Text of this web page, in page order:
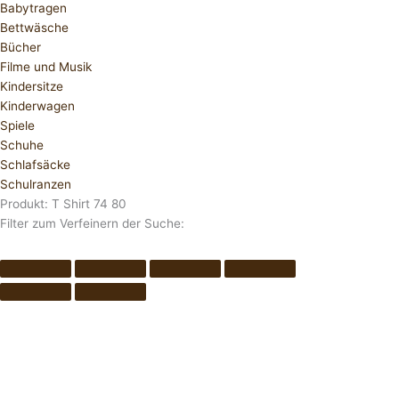
Babytragen
Bettwäsche
Bücher
Filme und Musik
Kindersitze
Kinderwagen
Spiele
Schuhe
Schlafsäcke
Schulranzen
Produkt: T Shirt 74 80
Filter zum Verfeinern der Suche: